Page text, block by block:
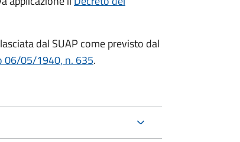
dal SUAP come previsto dal
06/05/1940, n. 635.